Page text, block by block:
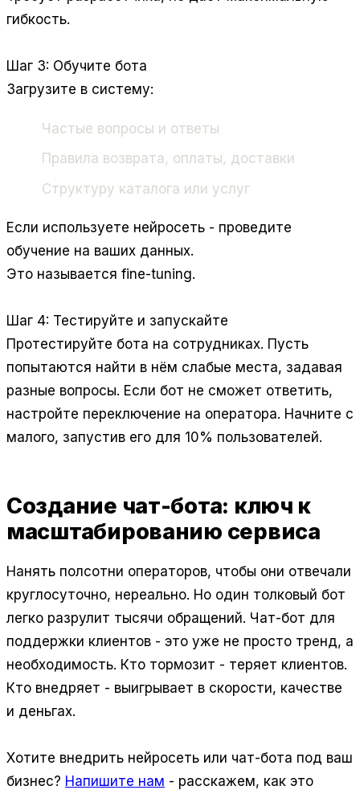
гибкость.
Шаг 3: Обучите бота
Загрузите в систему:
Частые вопросы и ответы
Правила возврата, оплаты, доставки
Структуру каталога или услуг
Если используете нейросеть - проведите
обучение на ваших данных.
Это называется fine-tuning.
Шаг 4: Тестируйте и запускайте
Протестируйте бота на сотрудниках. Пусть
попытаются найти в нём слабые места, задавая
разные вопросы. Если бот не сможет ответить,
настройте переключение на оператора. Начните с
малого, запустив его для 10% пользователей.
Создание чат-бота: ключ к
масштабированию сервиса
Нанять полсотни операторов, чтобы они отвечали
круглосуточно, нереально. Но один толковый бот
легко разрулит тысячи обращений. Чат-бот для
поддержки клиентов - это уже не просто тренд, а
необходимость. Кто тормозит - теряет клиентов.
Кто внедряет - выигрывает в скорости, качестве
и деньгах.
Хотите внедрить нейросеть или чат-бота под ваш
бизнес? Напишите нам - расскажем, как это